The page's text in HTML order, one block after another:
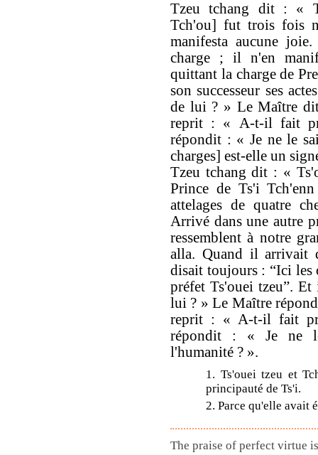
Tzeu tchang dit : «
Tch'ou] fut trois fois
manifesta aucune
charge ; il n'en
quittant la charge de
son successeur ses
de lui ? » Le Maître
reprit : « A-t-il fait
répondit : « Je ne le
charges] est-elle un
Tzeu tchang dit : «
Prince de Ts'i
attelages de quatre
Arrivé dans une autre
ressemblent à notre
alla. Quand il arrivait
disait toujours : “Ici les
préfet Ts'ouei tzeu”.
lui ? » Le Maître
reprit : « A-t-il fait
répondit : « Je ne
l'humanité ? ».
1. Ts'ouei tzeu et
principauté de Ts'i.
2. Parce qu'elle avait
The praise of perfect virtue